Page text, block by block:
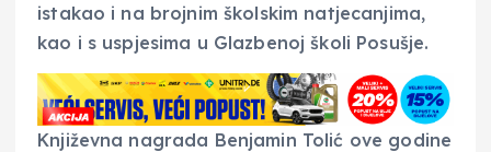
istakao i na brojnim školskim natjecanjima,
kao i s uspjesima u Glazbenoj školi Posušje.
Književna nagrada Benjamin Tolić ove godine